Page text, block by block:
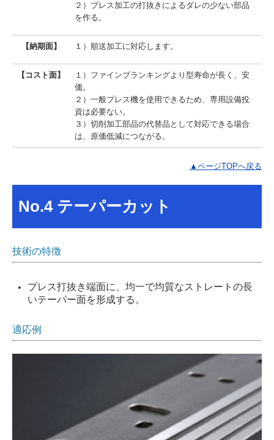
２）プレス加工の打抜きによるダレの少ない部品
を作る。
【納期面】 １）順送加工に対応します。
【コスト面】
１）ファインブランキングより型寿命が長く、安
価。
２）一般プレス機を使用できるため、専用設備投
資は必要ない。
３）切削加工部品の代替品として対応できる場合
は、原価低減につながる。
▲ページTOPへ戻る
No.4 テーパーカット
技術の特徴
プレス打抜き端面に、均一で均質なストレートの長
いテーパー面を形成する。
適応例